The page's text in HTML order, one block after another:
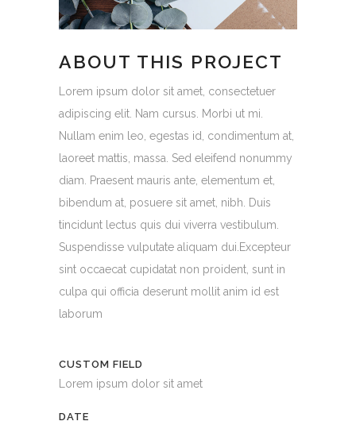
ABOUT THIS PROJECT
Lorem ipsum dolor sit amet, consectetuer
adipiscing elit. Nam cursus. Morbi ut mi.
Nullam enim leo, egestas id, condimentum at,
laoreet mattis, massa. Sed eleifend nonummy
diam. Praesent mauris ante, elementum et,
bibendum at, posuere sit amet, nibh. Duis
tincidunt lectus quis dui viverra vestibulum.
Suspendisse vulputate aliquam dui.Excepteur
sint occaecat cupidatat non proident, sunt in
culpa qui officia deserunt mollit anim id est
laborum
CUSTOM FIELD
Lorem ipsum dolor sit amet
DATE